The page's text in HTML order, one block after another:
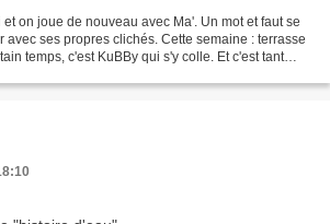
on joue de nouveau avec Ma'. Un mot et faut se
ses propres clichés. Cette semaine : terrasse
temps, c'est KuBBy qui s'y colle. Et c'est tant